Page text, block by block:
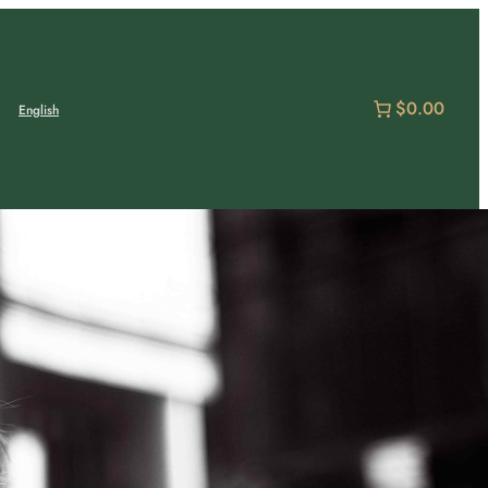
English $0.00